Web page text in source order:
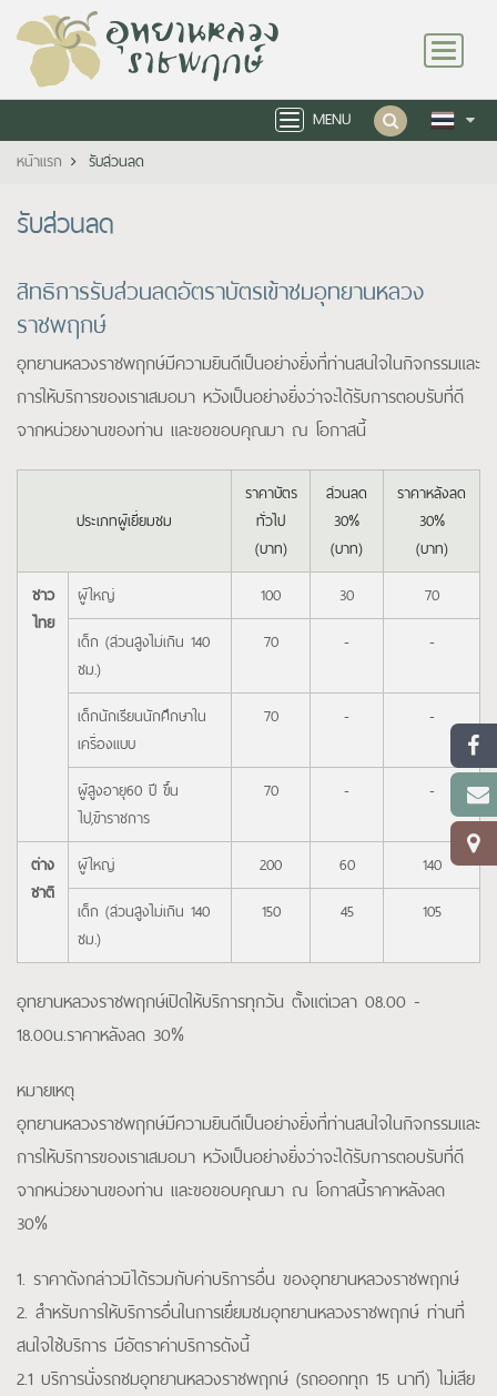
Toggle
navigation
MENU
Toggle
navigation
หน้าแรก รับส่วนลด
รับส่วนลด
สิทธิการรับส่วนลดอัตราบัตรเข้าชมอุทยานหลวง
ราชพฤกษ์
อุทยานหลวงราชพฤกษ์มีความยินดีเป็นอย่างยิ่งที่ท่านสนใจในกิจกรรมและ
การให้บริการของเราเสมอมา หวังเป็นอย่างยิ่งว่าจะได้รับการตอบรับที่ดี
จากหน่วยงานของท่าน และขอขอบคุณมา ณ โอกาสนี้
ประเภทผู้เยี่ยมชม
ราคาบัตร
ทั่วไป
(บาท)
ส่วนลด
30%
(บาท)
ราคาหลังลด
30%
(บาท)
ชาว
ไทย
ผู้ใหญ่ 100 30
70
เด็ก (ส่วนสูงไม่เกิน 140
ซม.)
70 - -
เด็กนักเรียนนักศึกษาใน
เครื่องแบบ
70 - -
ผู้สูงอายุ60 ปี ขึ้น
ไป,ข้าราชการ
70 - -
ต่าง
ชาติ
ผู้ใหญ่ 200 60
140
เด็ก (ส่วนสูงไม่เกิน 140
ซม.)
150 45 105
อุทยานหลวงราชพฤกษ์เปิดให้บริการทุกวัน ตั้งแต่เวลา 08.00 -
18.00น.ราคาหลังลด 30%
หมายเหตุ
อุทยานหลวงราชพฤกษ์มีความยินดีเป็นอย่างยิ่งที่ท่านสนใจในกิจกรรมและ
การให้บริการของเราเสมอมา หวังเป็นอย่างยิ่งว่าจะได้รับการตอบรับที่ดี
จากหน่วยงานของท่าน และขอขอบคุณมา ณ โอกาสนี้ราคาหลังลด
30%
1. ราคาดังกล่าวมิได้รวมกับค่าบริการอื่น ของอุทยานหลวงราชพฤกษ์
2. สำหรับการให้บริการอื่นในการเยื่ยมชมอุทยานหลวงราชพฤกษ์ ท่านที่
สนใจใช้บริการ มีอัตราค่าบริการดังนี้
2.1 บริการนั่งรถชมอุทยานหลวงราชพฤกษ์ (รถออกทุก 15 นาที) ไม่เสีย